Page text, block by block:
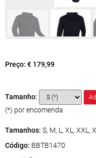
Preço: € 179,99
Tamanho:
(*) por encomenda
Tamanhos: S, M, L, XL, XXL,
Código: BBTB1470